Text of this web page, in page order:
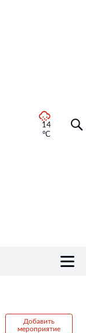
14
°C
Добавить
мероприятие